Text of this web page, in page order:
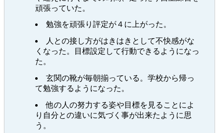
頑張っていた。
勉強を頑張り評定が４に上がった。
人との接し方がはきはきとして不快感がな
くなった。目標設定して行動できるようになっ
た。
玄関の靴が毎朝揃っている。学校から帰っ
て勉強するようになった。
他の人の努力する姿や目標を見ることによ
り自分との違いに気づく事が出来たように思
う。